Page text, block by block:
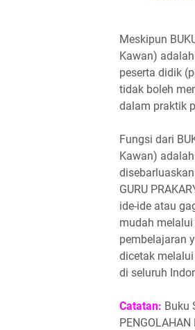
Meskipun
Kawan)
peserta didik
tidak boleh
dalam praktik
Fungsi dari
Kawan)
GURU
ide-ide atau
mudah
pembelajaran
dicetak
di seluruh
Catatan: Buku